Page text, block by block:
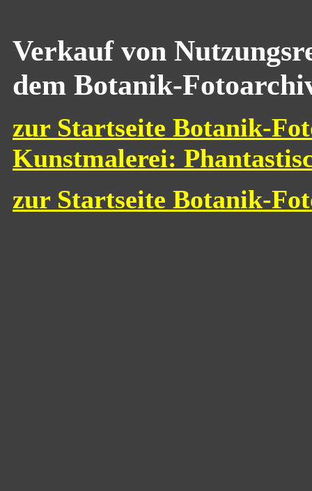
Verkauf von
dem Botanik-
zur Startseite Botanik-
Kunstmalerei:
zur Startseite Botanik-